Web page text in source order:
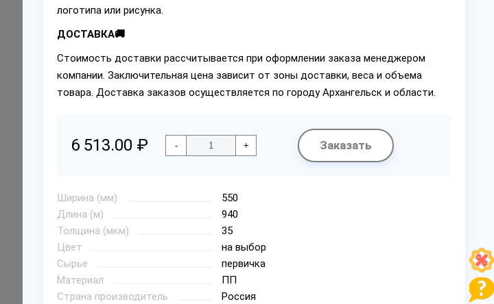
логотипа или рисунка.
ДОСТАВКА🚚
Стоимость доставки рассчитывается при оформлении заказа менеджером
компании. Заключительная цена зависит от зоны доставки, веса и объема
товара. Доставка заказов осуществляется по городу Архангельск и области.
6 513.00 ₽ - + Заказать
Ширина (мм)
550
Длина (м)
940
Толщина (мкм)
35
Цвет
на выбор
Сырье
первичка
Материал
ПП
Страна производитель
Россия